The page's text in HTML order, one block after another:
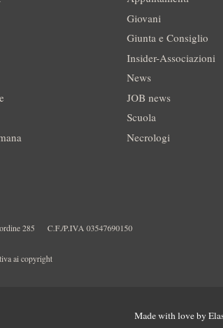
Giovani
Giunta e Consiglio
Insider-Associazioni
News
JOB news
Scuola
Necrologi
285 C.F./P.IVA 03547690150
ai copyright
Made with love by